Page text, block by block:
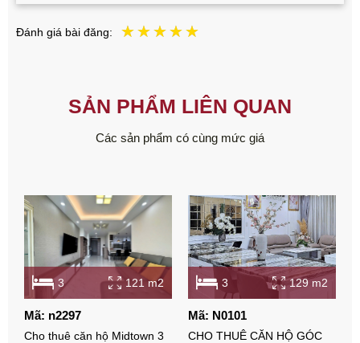
Đánh giá bài đăng:
SẢN PHẨM LIÊN QUAN
Các sản phẩm có cùng mức giá
3 121 m2
Mã: n2297
Cho thuê căn hộ Midtown 3
3 129 m2
Mã: N0101
CHO THUÊ CĂN HỘ GÓC